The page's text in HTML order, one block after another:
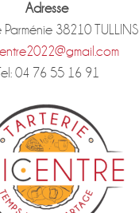
Adresse
38210 TULLINS
Tel: 04 76 55 16 91